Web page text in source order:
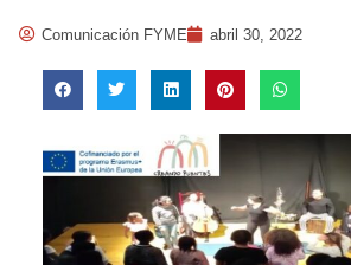
Comunicación FYME abril 30, 2022